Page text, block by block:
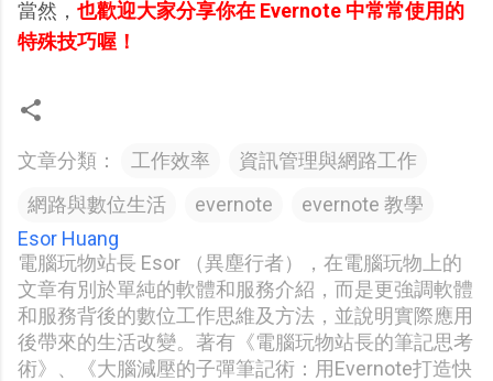
當然， 也歡迎大家分享你在 Evernote 中常常使用的
特殊技巧喔！
文章分類： 工作效率
資訊管理與網路工作
網路與數位生活
evernote
evernote 教學
Esor Huang
電腦玩物站長 Esor （異塵行者），在電腦玩物上的
文章有別於單純的軟體和服務介紹，而是更強調軟體
和服務背後的數位工作思維及方法，並說明實際應用
後帶來的生活改變。著有《電腦玩物站長的筆記思考
術》、《大腦減壓的子彈筆記術：用Evernote打造快